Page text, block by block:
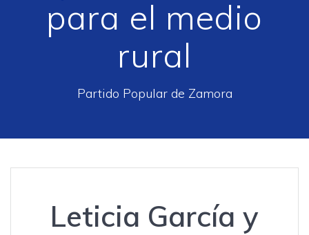
para el medio
rural
Partido Popular de Zamora
Leticia García y